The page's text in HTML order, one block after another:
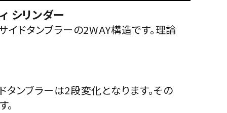
シリンダー
ドタンブラーの2WAY構造です。理論
ンブラーは2段変化となります。その